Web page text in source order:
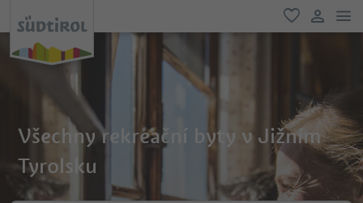
oblíbené
Všechny rekreační byty v Jižním
Tyrolsku